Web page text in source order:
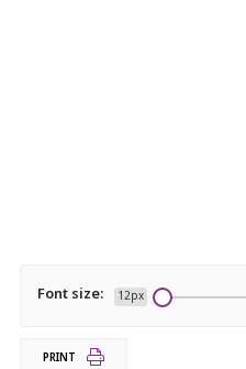
Font size: 12px
PRINT